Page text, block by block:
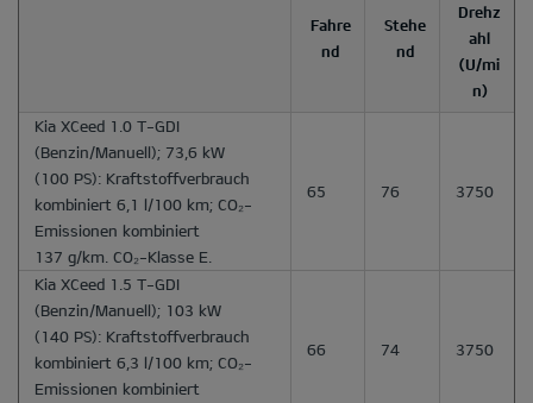
Fahre
nd
Stehe
nd
Drehz
ahl
(U/mi
n)
Kia XCeed 1.0 T-GDI
(Benzin/Manuell); 73,6 kW
(100 PS): Kraftstoffverbrauch
kombiniert 6,1 l/100 km; CO₂-
Emissionen kombiniert
137 g/km. CO₂-Klasse E.
65 76 3750
Kia XCeed 1.5 T-GDI
(Benzin/Manuell); 103 kW
(140 PS): Kraftstoffverbrauch
kombiniert 6,3 l/100 km; CO₂-
Emissionen kombiniert
66 74 3750